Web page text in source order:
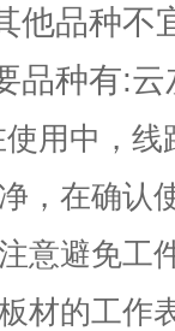
他品种不
品种有:
用中，
，在确认
意避免工
材的工作